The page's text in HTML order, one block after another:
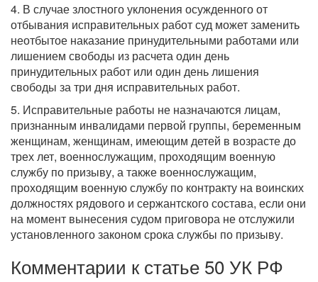
4. В случае злостного уклонения осужденного от
отбывания исправительных работ суд может заменить
неотбытое наказание принудительными работами или
лишением свободы из расчета один день
принудительных работ или один день лишения
свободы за три дня исправительных работ.
5. Исправительные работы не назначаются лицам,
признанным инвалидами первой группы, беременным
женщинам, женщинам, имеющим детей в возрасте до
трех лет, военнослужащим, проходящим военную
службу по призыву, а также военнослужащим,
проходящим военную службу по контракту на воинских
должностях рядового и сержантского состава, если они
на момент вынесения судом приговора не отслужили
установленного законом срока службы по призыву.
Комментарии к статье 50 УК РФ